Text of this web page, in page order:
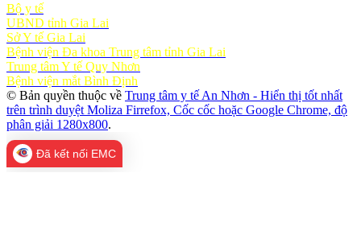
Bộ y tế
UBND tỉnh Gia Lai
Sở Y tế Gia Lai
Bệnh viện Đa khoa Trung tâm tỉnh Gia Lai
Trung tâm Y tế Quy Nhơn
Bệnh viện mắt Bình Định
© Bản quyền thuộc về Trung tâm y tế An Nhơn - Hiển thị tốt nhất
trên trình duyệt Moliza Firrefox, Cốc cốc hoặc Google Chrome, độ
phân giải 1280x800.
Đã kết nối EMC